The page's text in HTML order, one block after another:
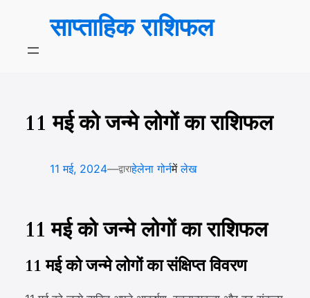
साप्ताहिक राशिफल
11 मई को जन्मे लोगों का राशिफल
11 मई, 2024—द्वाराहेलेना गोर्नमेंलेख
11 मई को जन्मे लोगों का राशिफल
11 मई को जन्मे लोगों का संक्षिप्त विवरण